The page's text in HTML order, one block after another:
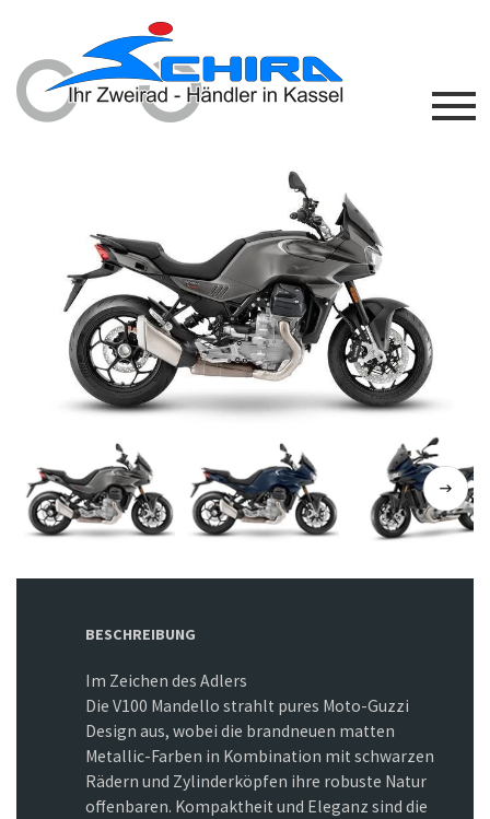
Previous
BESCHREIBUNG
Im Zeichen des Adlers
Die V100 Mandello strahlt pures Moto-Guzzi
Design aus, wobei die brandneuen matten
Metallic-Farben in Kombination mit schwarzen
Rädern und Zylinderköpfen ihre robuste Natur
offenbaren. Kompaktheit und Eleganz sind die